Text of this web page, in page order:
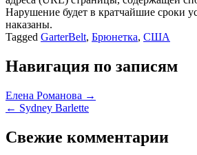
Нарушение будет в кратчайшие сроки
наказаны.
Tagged GarterBelt, Брюнетка, США
Навигация по записям
Елена Романова →
← Sydney Barlette
Свежие комментарии